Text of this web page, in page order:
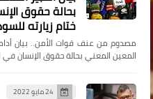
بحالة حقوق
ختام زيارته
مصدوم من عنف قوات الأمن.. بيان
المعين المعني بحالة حقوق الإنسان
24 مايو 2022